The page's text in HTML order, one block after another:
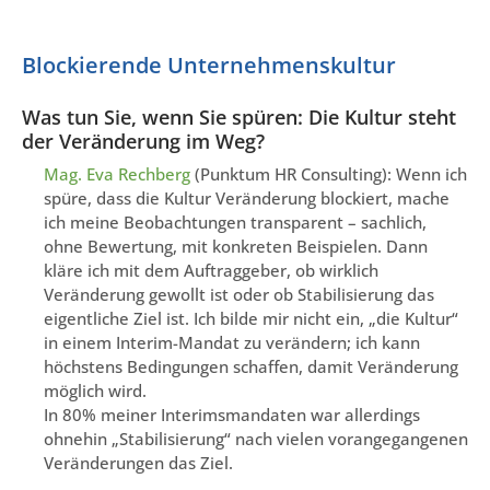
Blockierende Unternehmenskultur
Was tun Sie, wenn Sie spüren: Die Kultur steht
der Veränderung im Weg?
Mag. Eva Rechberg (Punktum HR Consulting): Wenn ich
spüre, dass die Kultur Veränderung blockiert, mache
ich meine Beobachtungen transparent – sachlich,
ohne Bewertung, mit konkreten Beispielen. Dann
kläre ich mit dem Auftraggeber, ob wirklich
Veränderung gewollt ist oder ob Stabilisierung das
eigentliche Ziel ist. Ich bilde mir nicht ein, „die Kultur“
in einem Interim-Mandat zu verändern; ich kann
höchstens Bedingungen schaffen, damit Veränderung
möglich wird.
In 80% meiner Interimsmandaten war allerdings
ohnehin „Stabilisierung“ nach vielen vorangegangenen
Veränderungen das Ziel.